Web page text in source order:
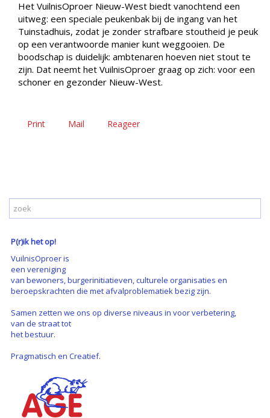
Het VuilnisOproer Nieuw-West biedt vanochtend een
uitweg: een speciale peukenbak bij de ingang van het
Tuinstadhuis, zodat je zonder strafbare stoutheid je peuk
op een verantwoorde manier kunt weggooien. De
boodschap is duidelijk: ambtenaren hoeven niet stout te
zijn. Dat neemt het VuilnisOproer graag op zich: voor een
schoner en gezonder Nieuw-West.
Print Mail Reageer
P(r)ik het op!
VuilnisOproer is
een vereniging
van bewoners, burgerinitiatieven, culturele organisaties en
beroepskrachten die met afvalproblematiek bezig zijn.
Samen zetten we ons op diverse niveaus in voor verbetering,
van de straat tot
het bestuur.
Pragmatisch en Creatief.